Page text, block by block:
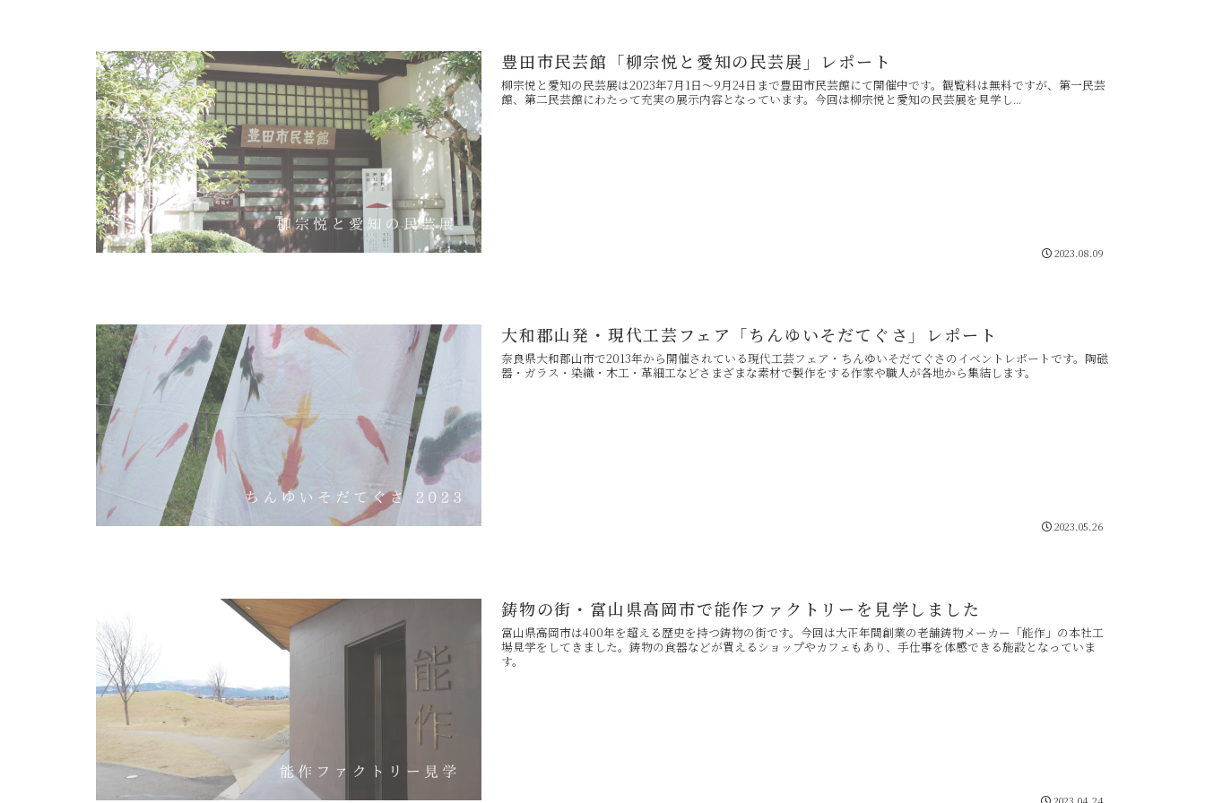
豊田市民芸館「柳宗悦と愛知の民芸展」レポート
柳宗悦と愛知の民芸展は2023年7月1日～9月24日まで豊田市民芸館にて開催中です。観覧料は無料ですが、第一民芸
館、第二民芸館にわたって充実の展示内容となっています。今回は柳宗悦と愛知の民芸展を見学し...
2023.08.09
大和郡山発・現代工芸フェア「ちんゆいそだてぐさ」レポート
奈良県大和郡山市で2013年から開催されている現代工芸フェア・ちんゆいそだてぐさのイベントレポートです。陶磁
器・ガラス・染織・木工・革細工などさまざまな素材で製作をする作家や職人が各地から集結します。
2023.05.26
鋳物の街・富山県高岡市で能作ファクトリーを見学しました
富山県高岡市は400年を超える歴史を持つ鋳物の街です。今回は大正年間創業の老舗鋳物メーカー「能作」の本社工
場見学をしてきました。鋳物の食器などが買えるショップやカフェもあり、手仕事を体感できる施設となっていま
す。
2023.04.24